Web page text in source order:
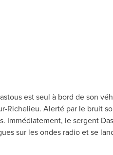
est seul à bord de son
Richelieu. Alerté par le bruit
Immédiatement, le sergent
sur les ondes radio et se